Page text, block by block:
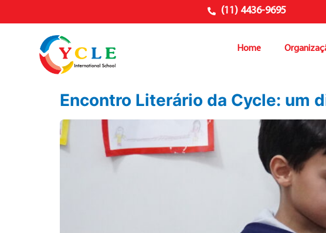
(11) 4436-9695
Home
Encontro Literário da Cycle: um